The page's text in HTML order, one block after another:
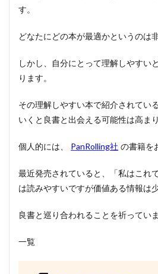
す。
どなたにどの本が最適かというのは
しかし、自分にとって理解しやすい
ります。
その理解しやすい本で紹介されてい
いくと良書と出会える可能性は高まり
個人的には、 PanRolling社 の書籍を
最近発売されていると、「私はこれ
は読みやすいですが価値ある情報は
良書と巡り合われることを祈っていま
一覧